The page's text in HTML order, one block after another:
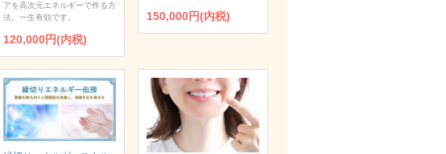
アを高次元エネルギーで作る方
法。一生有効です。
120,000円(内税)
150,000円(内税)